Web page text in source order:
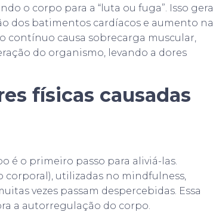
o corpo para a “luta ou fuga”. Isso gera
dos batimentos cardíacos e aumento na
contínuo causa sobrecarga muscular,
do organismo, levando a dores
físicas causadas
é o primeiro passo para aliviá-las.
corporal), utilizadas no mindfulness,
vezes passam despercebidas. Essa
a autorregulação do corpo.